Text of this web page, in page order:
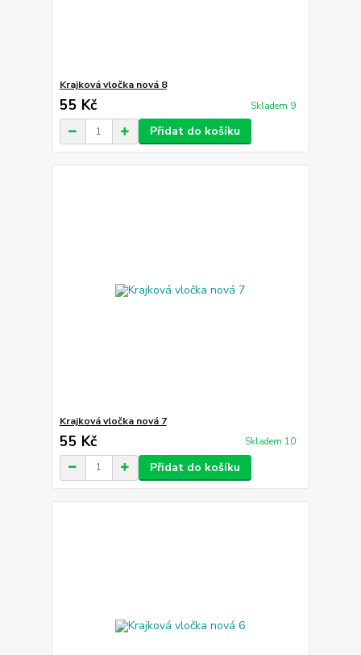
Krajková vločka nová 8
55 Kč Skladem 9
Přidat do košíku
Krajková vločka nová 7
55 Kč Skladem 10
Přidat do košíku